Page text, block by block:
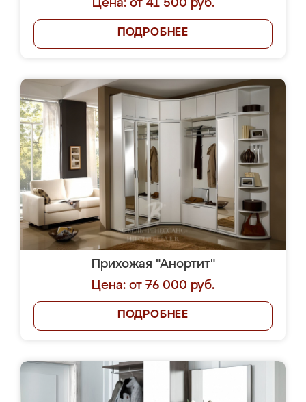
Цена: от 41 500 руб.
ПОДРОБНЕЕ
Прихожая "Анортит"
Цена: от 76 000 руб.
ПОДРОБНЕЕ